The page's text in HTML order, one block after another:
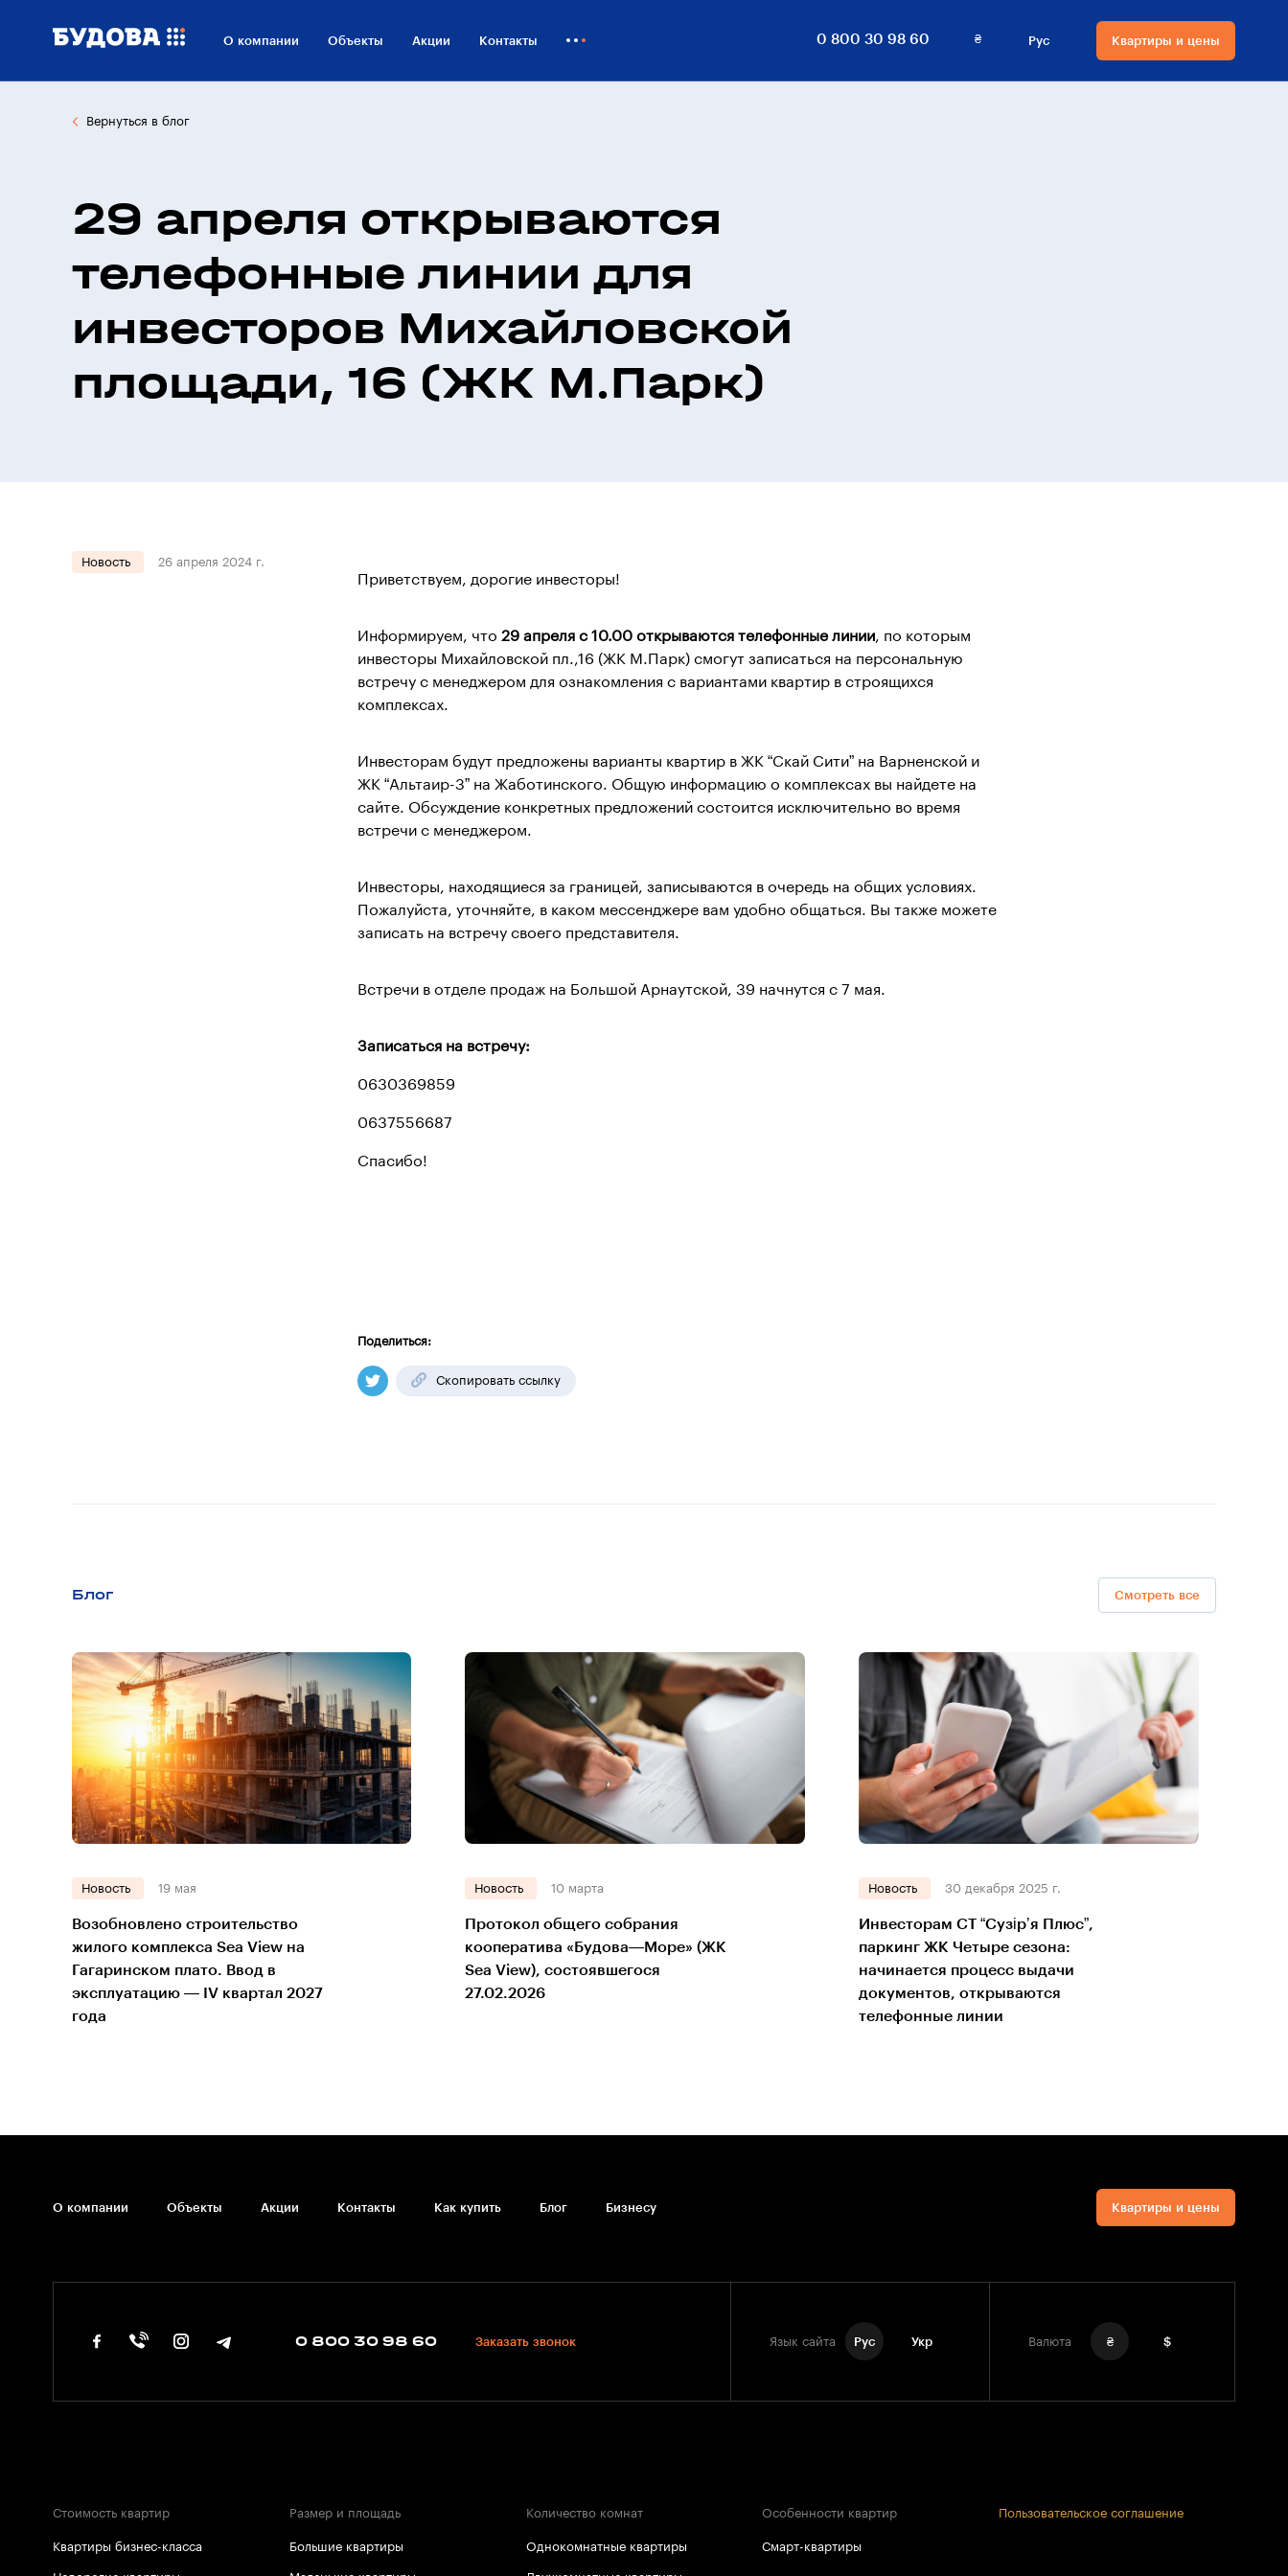
О компании Объекты Акции Контакты 0 800 30 98 60 ₴
Валюта на сайте
Рус
Язык сайта
Квартиры и цены
Вернуться в блог
29 апреля открываются
телефонные линии для
инвесторов Михайловской
площади, 16 (ЖК М.Парк)
Новость 26 апреля 2024 г.
Приветствуем, дорогие инвесторы!
Информируем, что29 апреля с 10.00 открываются телефонные линии, по которым
инвесторы Михайловской пл.,16 (ЖК М.Парк) смогут записаться на персональную
встречу с менеджером для ознакомления с вариантами квартир в строящихся
комплексах.
Инвесторам будут предложены варианты квартир в ЖК “Скай Сити” на Варненской и
ЖК “Альтаир-3” на Жаботинского. Общую информацию о комплексах вы найдете на
сайте. Обсуждение конкретных предложений состоится исключительно во время
встречи с менеджером.
Инвесторы, находящиеся за границей, записываются в очередь на общих условиях.
Пожалуйста, уточняйте, в каком мессенджере вам удобно общаться. Вы также можете
записать на встречу своего представителя.
Встречи в отделе продаж на Большой Арнаутской, 39 начнутся с 7 мая.
Записаться на встречу:
0630369859
0637556687
Спасибо!
Поделиться:
Скопировать ссылку
Блог Смотреть все
Новость 19 мая
Возобновлено строительство
жилого комплекса Sea View на
Гагаринском плато. Ввод в
эксплуатацию — IV квартал 2027
года
Новость 10 марта
Протокол общего собрания
кооператива «Будова—Море» (ЖК
Sea View), состоявшегося
27.02.2026
Новость 30 декабря 2025 г.
Инвесторам СТ “Сузір’я Плюс”,
паркинг ЖК Четыре сезона:
начинается процесс выдачи
документов, открываются
телефонные линии
О компании Объекты Акции Контакты Как купить Блог Бизнесу Квартиры и цены
0 800 30 98 60 Заказать звонок Язык сайта Рус Укр Валюта ₴ $
Стоимость квартир
Квартиры бизнес-класса
Размер и площадь
Большие квартиры
Количество комнат
Однокомнатные квартиры
Особенности квартир
Смарт-квартиры
Пользовательское соглашение